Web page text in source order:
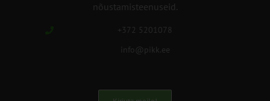
nõustamisteenuseid.
+372 5201078
info@pikk.ee